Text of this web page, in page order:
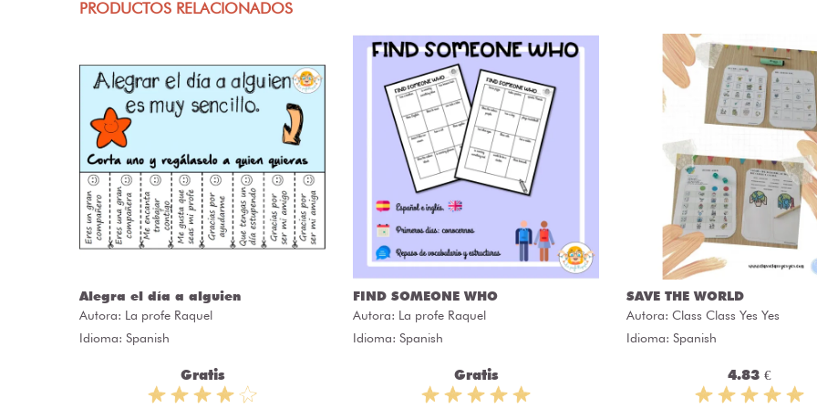
PRODUCTOS RELACIONADOS
Alegra el día a alguien
Autora: La profe Raquel
Idioma: Spanish
Gratis
FIND SOMEONE WHO
Autora: La profe Raquel
Idioma: Spanish
Gratis
SAVE THE WORLD
Autora: Class Class Yes Yes
Idioma: Spanish
4.83 €